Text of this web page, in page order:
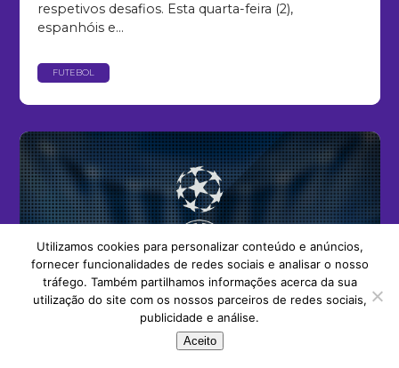
respetivos desafios. Esta quarta-feira (2),
espanhóis e...
FUTEBOL
AJAX – LILLE (LIGA DOS
Utilizamos cookies para personalizar conteúdo e anúncios,
fornecer funcionalidades de redes sociais e analisar o nosso
tráfego. Também partilhamos informações acerca da sua
utilização do site com os nossos parceiros de redes sociais,
publicidade e análise.
Aceito